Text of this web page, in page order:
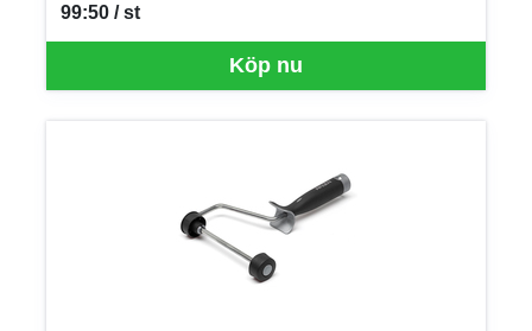
Köp nu
99:50 / st
SEK per ST